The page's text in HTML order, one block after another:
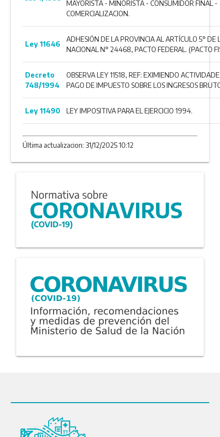
MAYORISTA - MINORISTA - CONSUMIDOR FINAL -
COMERCIALIZACION.
Ley 11646
ADHESIÓN DE LA PROVINCIA AL ARTÍCULO 5° DE
NACIONAL N° 24468, PACTO FEDERAL. (PACTO
Decreto
748/1994
OBSERVA LEY 11518, REF: EXIMIENDO
PAGO DE IMPUESTO SOBRE LOS INGRESOS
Ley 11490 LEY IMPOSITIVA PARA EL EJERCICIO 1994.
Última actualizacion: 31/12/2025 10:12